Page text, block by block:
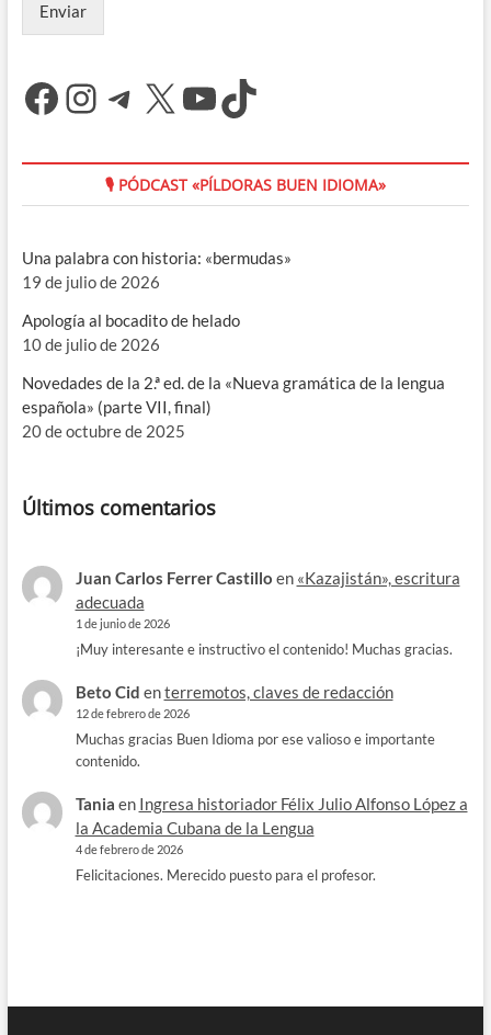
Enviar
Facebook
Instagram
Telegram
X YouTube
TikTok
🎙 PÓDCAST «PÍLDORAS BUEN IDIOMA»
Una palabra con historia: «bermudas»
19 de julio de 2026
Apología al bocadito de helado
10 de julio de 2026
Novedades de la 2.ª ed. de la «Nueva gramática de la lengua
española» (parte VII, final)
20 de octubre de 2025
Últimos comentarios
Juan Carlos Ferrer Castillo en «Kazajistán», escritura
adecuada
1 de junio de 2026
¡Muy interesante e instructivo el contenido! Muchas gracias.
Beto Cid enterremotos, claves de redacción
12 de febrero de 2026
Muchas gracias Buen Idioma por ese valioso e importante
contenido.
Tania en Ingresa historiador Félix Julio Alfonso López a
la Academia Cubana de la Lengua
4 de febrero de 2026
Felicitaciones. Merecido puesto para el profesor.